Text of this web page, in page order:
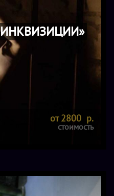
от 2800 р.
стоимость